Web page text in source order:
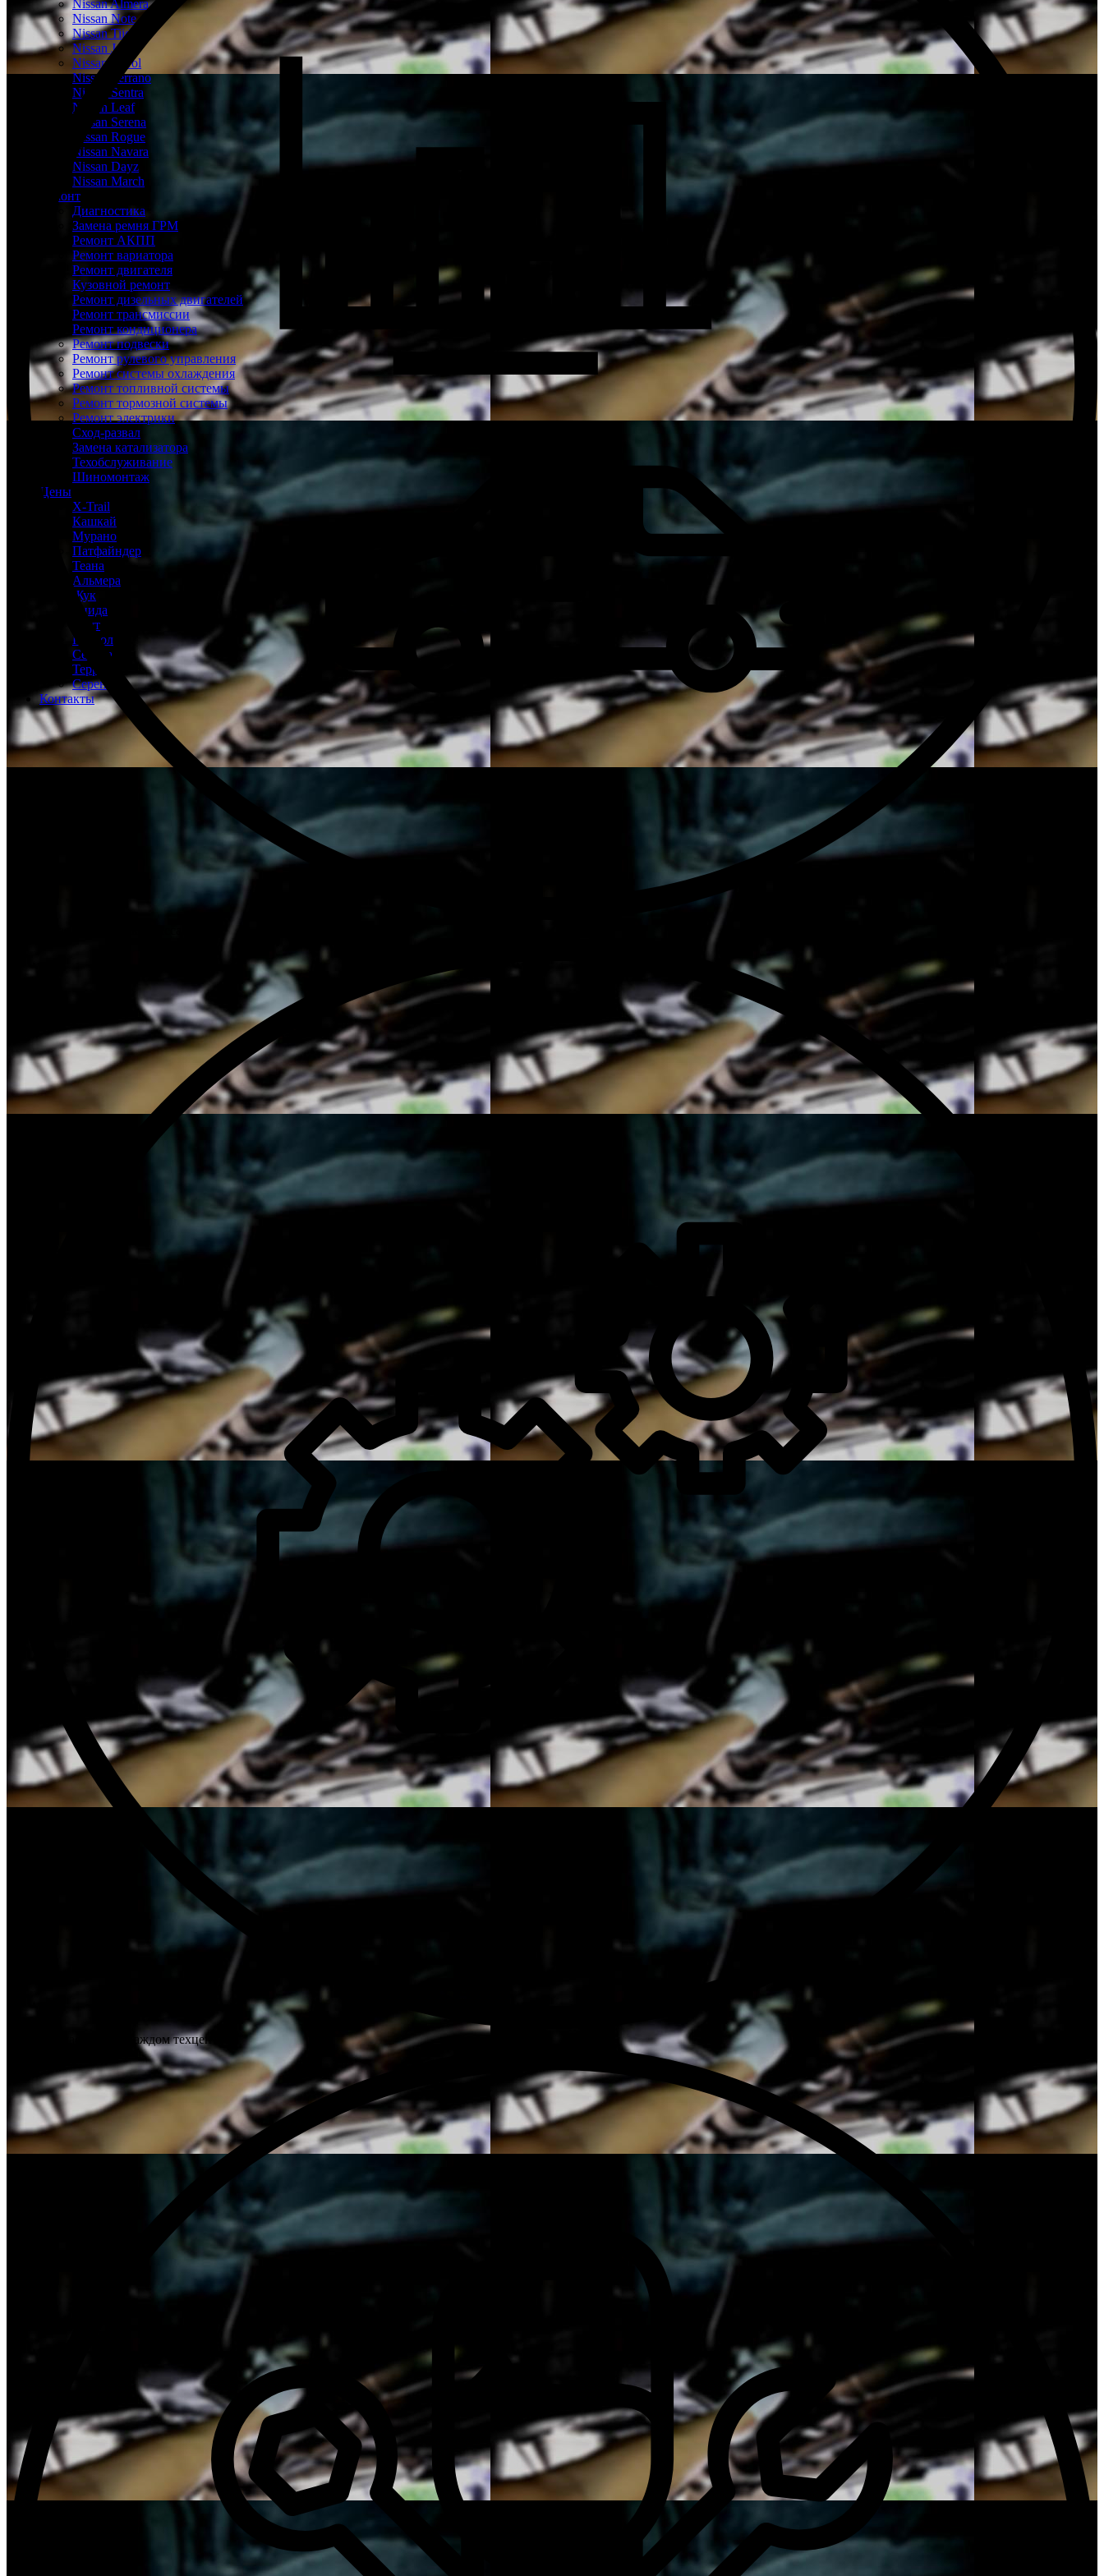
Nissan Almera
Nissan Note
Nissan Tiida
Nissan Juke
Nissan Patrol
Nissan Terrano
Nissan Sentra
Nissan Leaf
Nissan Serena
Nissan Rogue
Nissan Navara
Nissan Dayz
Nissan March
Ремонт
Диагностика
Замена ремня ГРМ
Ремонт АКПП
Ремонт вариатора
Ремонт двигателя
Кузовной ремонт
Ремонт дизельных двигателей
Ремонт трансмиссии
Ремонт кондиционера
Ремонт подвески
Ремонт рулевого управления
Ремонт системы охлаждения
Ремонт топливной системы
Ремонт тормозной системы
Ремонт электрики
Сход-развал
Замена катализатора
Техобслуживание
Шиномонтаж
Цены
X-Trail
Кашкай
Мурано
Патфайндер
Теана
Альмера
Жук
Тиида
Ноут
Патрол
Сентра
Террано
Серена
Контакты
Склад запчастей при каждом техцентре